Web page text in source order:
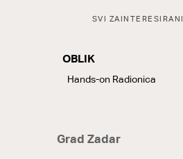
SVI ZAINTERESIRANI
OBLIK
LABELS
Hands-on Radionica
Grad Zadar